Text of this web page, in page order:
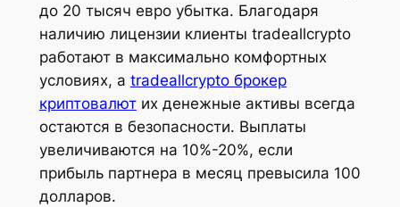
до 20 тысяч евро убытка. Благодаря
наличию лицензии клиенты tradeallcrypto
работают в максимально комфортных
условиях, а tradeallcrypto брокер
криптовалютих денежные активы всегда
остаются в безопасности. Выплаты
увеличиваются на 10%-20%, если
прибыль партнера в месяц превысила 100
долларов.